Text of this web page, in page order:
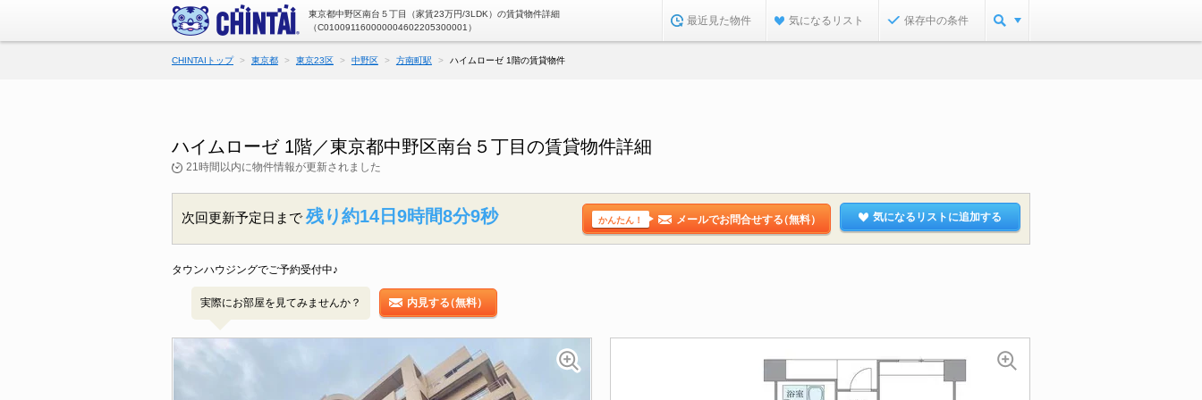
東京都中野区南台５丁目（家賃23万円/3LDK）の賃貸物件詳細
（C010091160000004602205300001）
最近見た物件 気になるリスト 保存中の条件
CHINTAIトップ 東京都 東京23区 中野区 方南町駅 ハイムローゼ 1階の賃貸物件
ハイムローゼ 1階／東京都中野区南台５丁目の賃貸物件詳細
21時間以内に物件情報が更新されました
次回更新予定日まで 残り約14日9時間8分8秒 かんたん！ メールでお問合せする（無料） 気になるリストに追加する
タウンハウジングでご予約受付中♪
実際にお部屋を見てみませんか？ 内見する（無料）